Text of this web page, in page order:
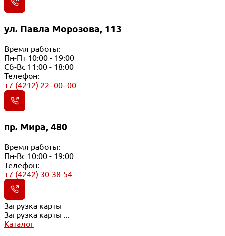
ул. Павла Морозова, 113
Время работы:
Пн-Пт 10:00 - 19:00
Сб-Вс 11:00 - 18:00
Телефон:
+7 (4212) 22‒00‒00
пр. Мира, 480
Время работы:
Пн-Вс 10:00 - 19:00
Телефон:
+7 (4242) 30-38-54
Загрузка карты
Загрузка карты ...
Каталог